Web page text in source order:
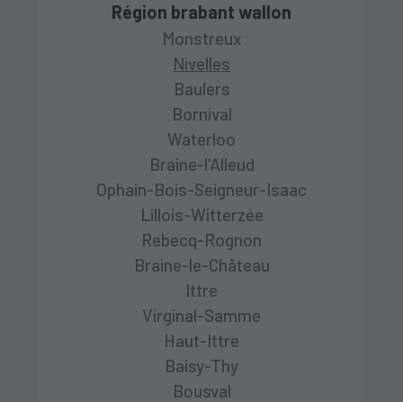
Région brabant wallon
Monstreux
Nivelles
Baulers
Bornival
Waterloo
Braine-l'Alleud
Ophain-Bois-Seigneur-Isaac
Lillois-Witterzée
Rebecq-Rognon
Braine-le-Château
Ittre
Virginal-Samme
Haut-Ittre
Baisy-Thy
Bousval